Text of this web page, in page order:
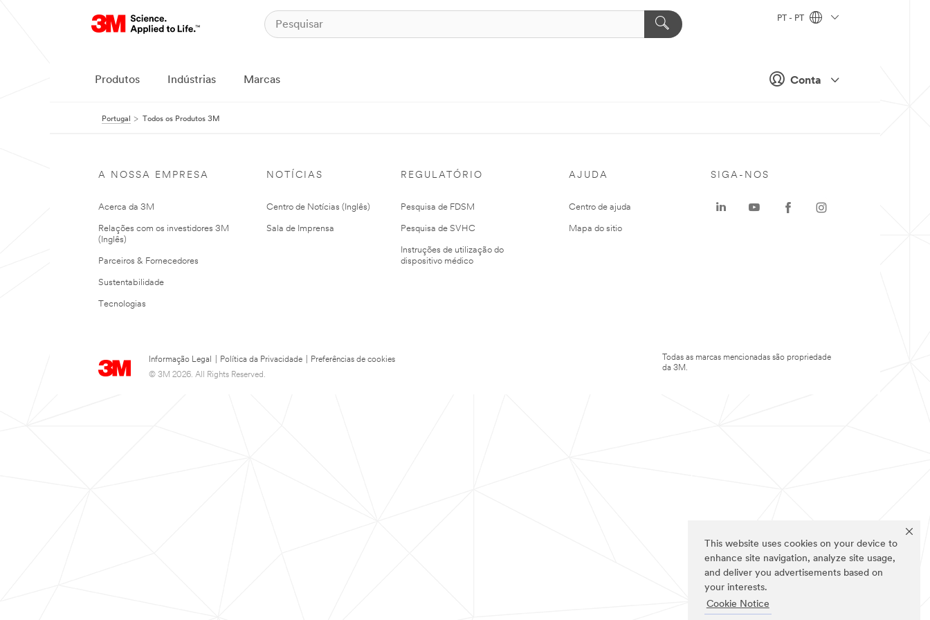
This website uses cookies on your device to
enhance site navigation, analyze site usage,
and deliver you advertisements based on
your interests.
Cookie Notice
Conta
PT - PT
Produtos Indústrias Marcas
Portugal Todos os Produtos 3M
A NOSSA EMPRESA
Acerca da 3M
Relações com os investidores 3M
(Inglês)
Parceiros & Fornecedores
Sustentabilidade
Tecnologias
NOTÍCIAS
Centro de Notícias (Inglês)
Sala de Imprensa
REGULATÓRIO
Pesquisa de FDSM
Pesquisa de SVHC
Instruções de utilização do
dispositivo médico
AJUDA
Centro de ajuda
Mapa do sitio
Informação Legal Política da Privacidade
Preferências de cookies
© 3M 2026. All Rights Reserved.
SIGA-NOS
Todas as marcas mencionadas são propriedade
da 3M.